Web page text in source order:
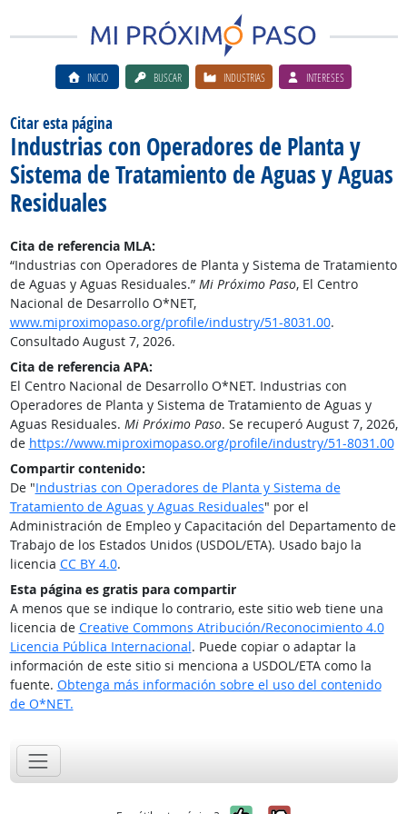
INICIO BUSCAR INDUSTRIAS INTERESES
Citar esta página
Industrias con Operadores de Planta y
Sistema de Tratamiento de Aguas y Aguas
Residuales
Cita de referencia MLA:
“Industrias con Operadores de Planta y Sistema de Tratamiento
de Aguas y Aguas Residuales.” Mi Próximo Paso, El Centro
Nacional de Desarrollo O*NET,
www.miproximopaso.org/profile/industry/51-8031.00.
Consultado August 7, 2026.
Cita de referencia APA:
El Centro Nacional de Desarrollo O*NET. Industrias con
Operadores de Planta y Sistema de Tratamiento de Aguas y
Aguas Residuales. Mi Próximo Paso. Se recuperó August 7, 2026,
de https://www.miproximopaso.org/profile/industry/51-8031.00
Compartir contenido:
De "Industrias con Operadores de Planta y Sistema de
Tratamiento de Aguas y Aguas Residuales" por el
Administración de Empleo y Capacitación del Departamento de
Trabajo de los Estados Unidos (USDOL/ETA). Usado bajo la
licencia CC BY 4.0.
Esta página es gratis para compartir
A menos que se indique lo contrario, este sitio web tiene una
licencia de Creative Commons Atribución/Reconocimiento 4.0
Licencia Pública Internacional. Puede copiar o adaptar la
información de este sitio si menciona a USDOL/ETA como la
fuente. Obtenga más información sobre el uso del contenido
de O*NET.